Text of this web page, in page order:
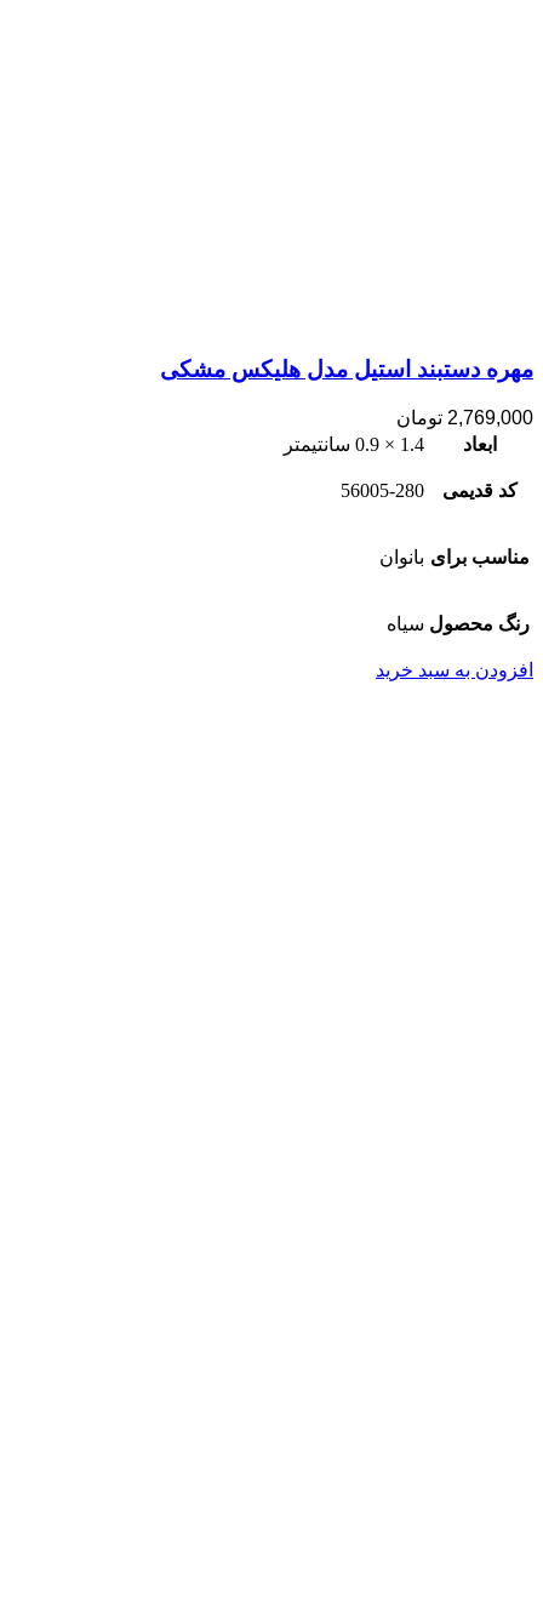
مهره دستبند استیل مدل هلیکس مشکی
2,769,000 تومان
ابعاد
1.4 × 0.9 سانتیمتر
کد قدیمی 56005-280
مناسب برای بانوان
رنگ محصول سیاه
افزودن به سبد خرید